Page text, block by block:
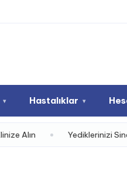
▾ Hastalıklar ▾
Yediklerinizi Sindiremiyor